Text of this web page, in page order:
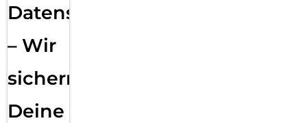
Datensicherung
– Wir
sichern
Deine